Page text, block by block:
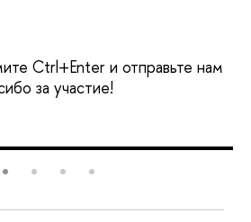
Ctrl+Enter и отправьте нам
за участие!